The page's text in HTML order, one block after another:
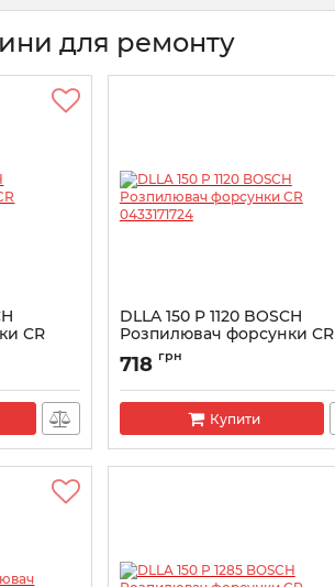
для ремонту
CR
DLLA 150 P 1120 BOSCH
Розпилювач форсунки CR
0433171724
Артикул:
718 грн
Купити